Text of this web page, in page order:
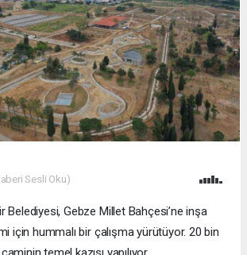
Sesli Oku)
Belediyesi, Gebze Millet Bahçesi’ne inşa
için hummalı bir çalışma yürütüyor. 20 bin